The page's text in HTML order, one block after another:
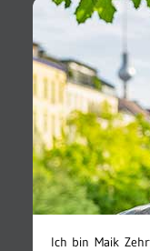
Ich bin Maik